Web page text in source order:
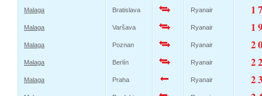
Malaga Bratislava Ryanair 1
Malaga Varšava Ryanair 1
Malaga Poznan Ryanair 2
Malaga Berlín Ryanair 2
Malaga Praha Ryanair 2